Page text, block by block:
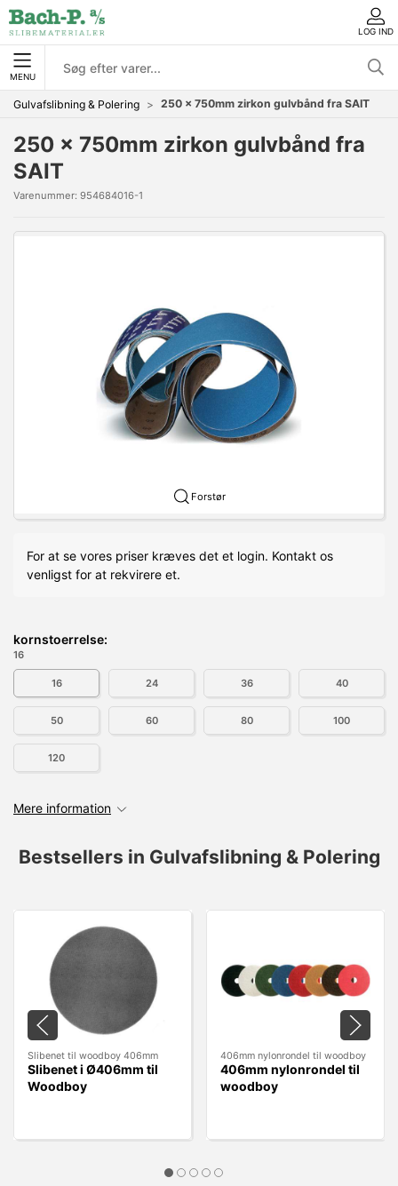
LOG IND
MENU
Gulvafslibning & Polering 250 x 750mm zirkon gulvbånd fra SAIT
250 x 750mm zirkon gulvbånd fra
SAIT
Varenummer: 954684016-1
Forstør
For at se vores priser kræves det et login. Kontakt os
venligst for at rekvirere et.
kornstoerrelse:
16
16 24 36 40
50 60 80 100
120
Mere information
Bestsellers in Gulvafslibning & Polering
Slibenet til woodboy 406mm
Slibenet i Ø406mm til
Woodboy
406mm nylonrondel til woodboy
406mm nylonrondel til
woodboy